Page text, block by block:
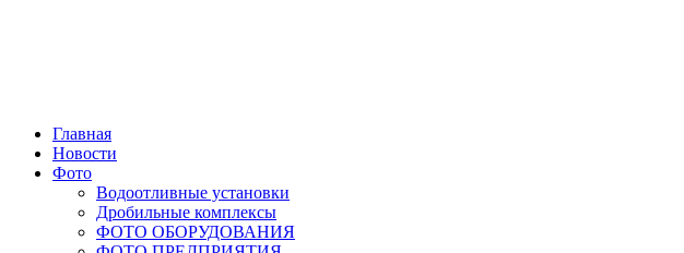
Главная
Новости
Фото
Водоотливные установки
Дробильные комплексы
ФОТО ОБОРУДОВАНИЯ